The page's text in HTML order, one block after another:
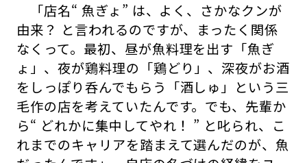
「店名“ 魚ぎょ” は、よく、さかなクンが
由来？ と言われるのですが、まったく関係
なくって。最初、昼が魚料理を出す「魚ぎ
ょ」、夜が鶏料理の「鶏どり」、深夜がお酒
をしっぽり呑んでもらう「酒しゅ」という三
毛作の店を考えていたんです。でも、先輩か
ら“ どれかに集中してやれ！ ” と叱られ、こ
れまでのキャリアを踏まえて選んだのが、魚